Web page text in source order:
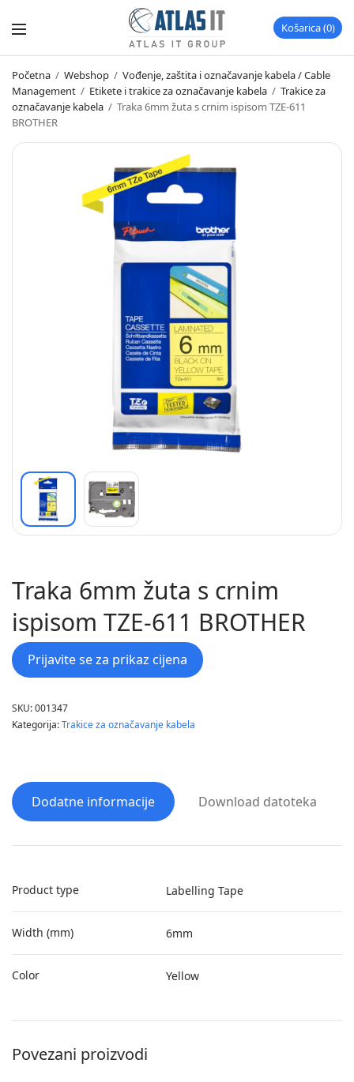
Košarica 0
Početna / Webshop / Vođenje, zaštita i označavanje kabela / Cable
Management / Etikete i trakice za označavanje kabela / Trakice za
označavanje kabela / Traka 6mm žuta s crnim ispisom TZE-611
BROTHER
Traka 6mm žuta s crnim
ispisom TZE-611 BROTHER
Prijavite se za prikaz cijena
SKU:001347
Kategorija:Trakice za označavanje kabela
Dodatne informacije Download datoteka
Product type Labelling Tape
Width (mm) 6mm
Color Yellow
Povezani proizvodi